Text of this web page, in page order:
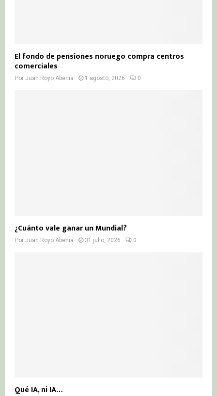
El fondo de pensiones noruego compra centros
comerciales
Por Juan Royo Abenia 1 agosto, 2026 0
¿Cuánto vale ganar un Mundial?
Por Juan Royo Abenia 31 julio, 2026 0
Qué IA, ni IA…